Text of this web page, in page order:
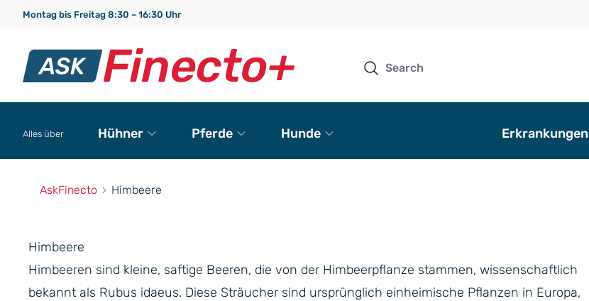
Montag bis Freitag 8:30 – 16:30 Uhr
Alles über Hühner Pferde Hunde Erkrankungen
AskFinecto Himbeere
Himbeere
Himbeeren sind kleine, saftige Beeren, die von der Himbeerpflanze stammen, wissenschaftlich
bekannt als Rubus idaeus. Diese Sträucher sind ursprünglich einheimische Pflanzen in Europa,